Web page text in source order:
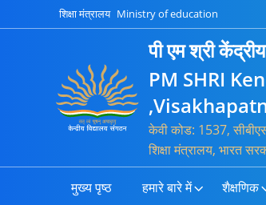
शिक्षा मंत्रालय Ministry of education
पी एम श्री
PM SHRI
केवी कोड: 1537,
शिक्षा मंत्रालय, भारत
मुख्य पृष्ठ हमारे बारे में शैक्षणिक